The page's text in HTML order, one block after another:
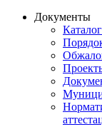
Документы